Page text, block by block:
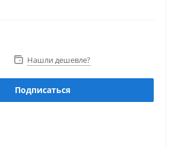
Нашли дешевле?
Подписаться